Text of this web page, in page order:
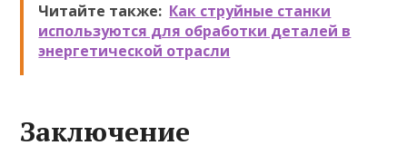
Читайте также: Как струйные станки
используются для обработки деталей в
энергетической отрасли
Заключение